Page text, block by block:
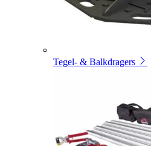
Tegel- & Balkdragers